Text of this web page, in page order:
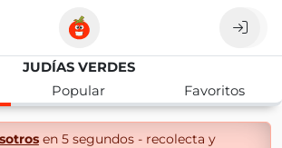
JUDÍAS VERDES
Popular Favoritos
en 5 segundos - recolecta y